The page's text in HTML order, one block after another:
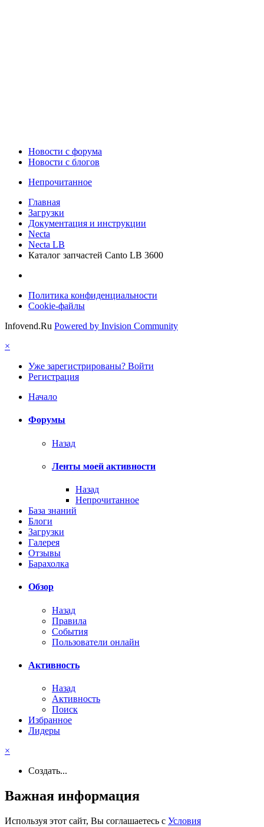
Новости c форума
Новости с блогов
Непрочитанное
Главная
Загрузки
Документация и инструкции
Necta
Necta LB
Каталог запчастей Canto LB 3600
Политика конфиденциальности
Cookie-файлы
Infovend.Ru Powered by Invision Community
×
Уже зарегистрированы? Войти
Регистрация
Начало
Форумы
Назад
Ленты моей активности
Назад
Непрочитанное
База знаний
Блоги
Загрузки
Галерея
Отзывы
Барахолка
Обзор
Назад
Правила
События
Пользователи онлайн
Активность
Назад
Активность
Поиск
Избранное
Лидеры
×
Создать...
Важная информация
Используя этот сайт, Вы соглашаетесь с Условия